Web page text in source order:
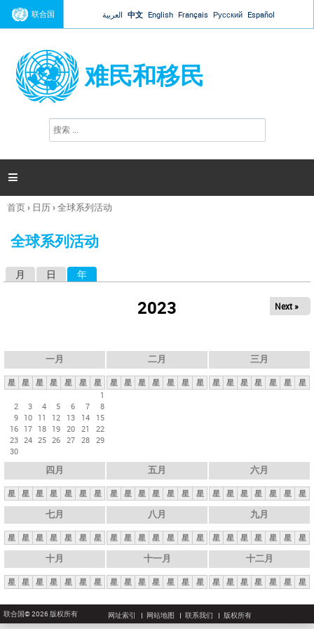
Jump to navigation
联合国 العربية 中文 English Français Русский Español
难民和移民
搜
索

你
这
首页› 日历›全球系列活动
全球系列活动
月 日 年
2023 Next »
一月
星 星 星 星 星 星
星
1
2
3 4 5 6 7
8
9 10 11 12 13 14
15
16 17 18 19 20 21
22
23 24 25 26 27 28 29
30
二月
星 星 星 星 星 星 星
三月
星 星 星 星 星 星 星
四月
星 星 星 星 星 星 星
五月
星 星 星 星 星 星 星
六月
星 星 星 星 星 星 星
七月
星 星 星 星 星 星 星
八月
星 星 星 星 星 星 星
九月
星 星 星 星 星 星 星
十月
星 星 星 星 星 星 星
十一月
星 星 星 星 星 星 星
十二月
星 星 星 星 星 星 星
联合国© 2026 版权所有 网址索引 网站地图 联系我们 版权所有